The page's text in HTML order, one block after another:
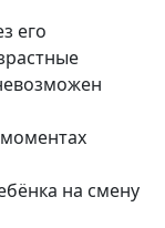
его
на смену